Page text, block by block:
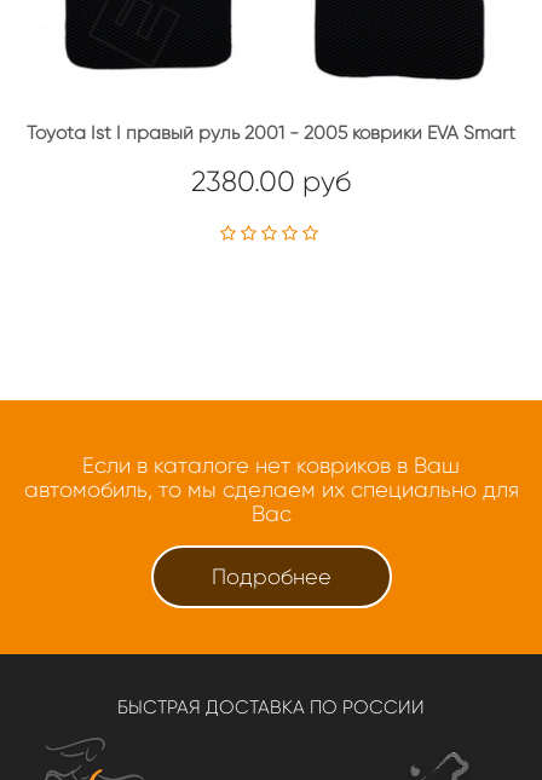
Toyota Ist I правый руль 2001 - 2005 коврики EVA Smart
2380.00 руб
Если в каталоге нет ковриков в Ваш
автомобиль, то мы сделаем их специально для
Вас
Подробнее
БЫСТРАЯ ДОСТАВКА ПО РОССИИ